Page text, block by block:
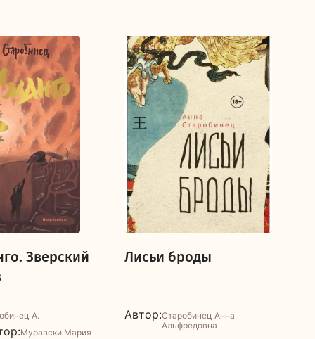
Зверский
А.
Муравски Мария
Лисьи броды
Автор:Старобинец Анна
Альфредовна